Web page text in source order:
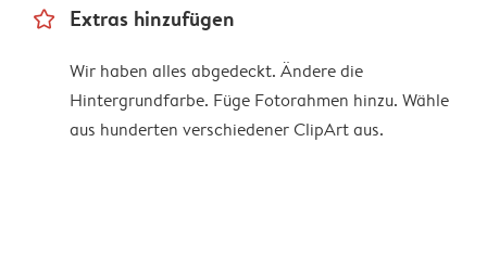
star_outline Extras hinzufügen
Wir haben alles abgedeckt. Ändere die
Hintergrundfarbe. Füge Fotorahmen hinzu. Wähle
aus hunderten verschiedener ClipArt aus.